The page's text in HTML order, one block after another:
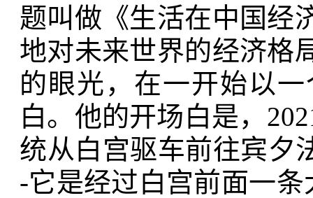
题叫做《生活在中国经
地对未来世界的经济格
的眼光，在一开始以
白。他的开场白是，
统从白宫驱车前往宾夕
-它是经过白宫前面一